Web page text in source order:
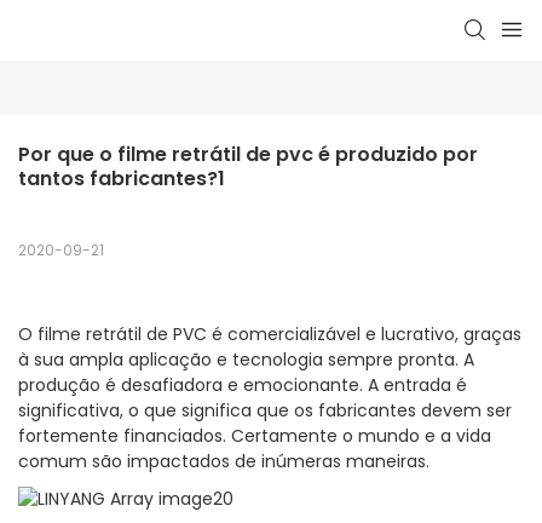
Por que o filme retrátil de pvc é produzido por
tantos fabricantes?1
2020-09-21
O filme retrátil de PVC é comercializável e lucrativo, graças
à sua ampla aplicação e tecnologia sempre pronta. A
produção é desafiadora e emocionante. A entrada é
significativa, o que significa que os fabricantes devem ser
fortemente financiados. Certamente o mundo e a vida
comum são impactados de inúmeras maneiras.